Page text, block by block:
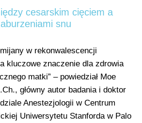
cesarskim cięciem a
snu
w rekonwalescencji
kluczowe znaczenie dla zdrowia
matki” – powiedział Moe
główny autor badania i doktor
Anestezjologii w Centrum
Uniwersytetu Stanforda w Palo